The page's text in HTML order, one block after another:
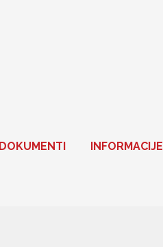
DOKUMENTI INFORMACIJE